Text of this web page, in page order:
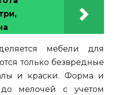
мебели для
только безвредные
и краски. Форма и
мелочей с учетом